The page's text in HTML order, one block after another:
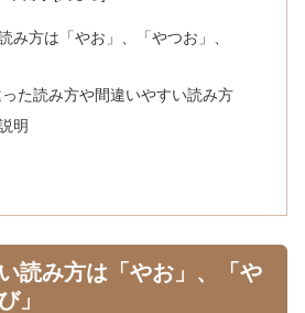
み方は「やお」、「やつお」、
った読み方や間違いやすい読み方
明
読み方は「やお」、「や
」